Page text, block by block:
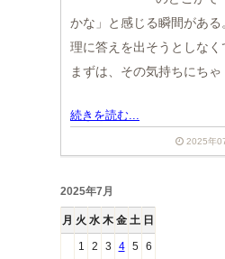
かな」と感じる瞬間があ
理に答えを出そうとしなく
まずは、その気持ちにち
続きを読む...
2025年
2025年7月
月 火 水 木 金 土 日
1 2 3 4 5 6